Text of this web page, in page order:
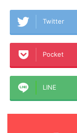
Twitter
Pocket
LINE